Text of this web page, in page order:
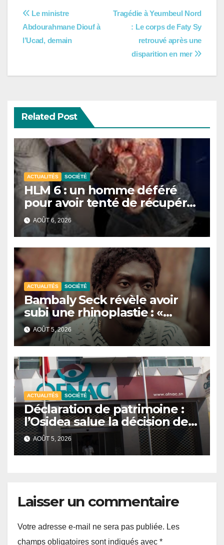
Navigation
de
Tragédie à Yeumbeul Nord
: Le corps de Faty Sy
retrouvé après une
disparition en mer
Le ministre
Abdourahmane Diouf à
l’Ucad, demain
Related Post
ACTUALITÉS SOCIÉTÉ
HLM 6 : un homme déféré
pour avoir tenté de récupérer
et revendre de la viande
impropre à la consommation
AOÛT 6, 2026
ACTUALITÉS SOCIÉTÉ
Bambaly Seck révèle avoir
subi une rhinoplastie : «
J’assume ce choix »
AOÛT 5, 2026
ACTUALITÉS SOCIÉTÉ
Déclaration de patrimoine :
l’Osidea salue la décision de
l’Ofnac de publier la liste des
assujettis.
AOÛT 5, 2026
Laisser un commentaire
Votre adresse e-mail ne sera pas publiée. Les
champs obligatoires sont indiqués avec *